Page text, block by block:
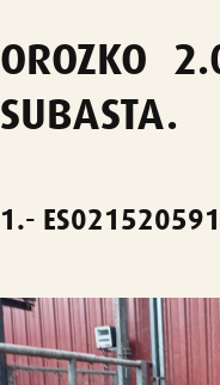
OROZKO
SUBASTA.
1.-